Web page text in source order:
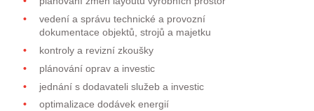
vedení a správu technické a provozní
dokumentace objektů, strojů a majetku
kontroly a revizní zkoušky
plánování oprav a investic
jednání s dodavateli služeb a investic
optimalizace dodávek energií